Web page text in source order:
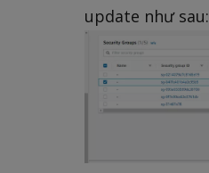
update như sau: